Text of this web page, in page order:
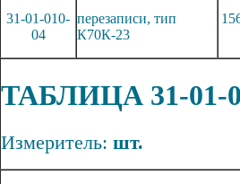
31-01-010-
04
перезаписи, тип
К70К-23
ТАБЛИЦА 31-
Измеритель: шт.